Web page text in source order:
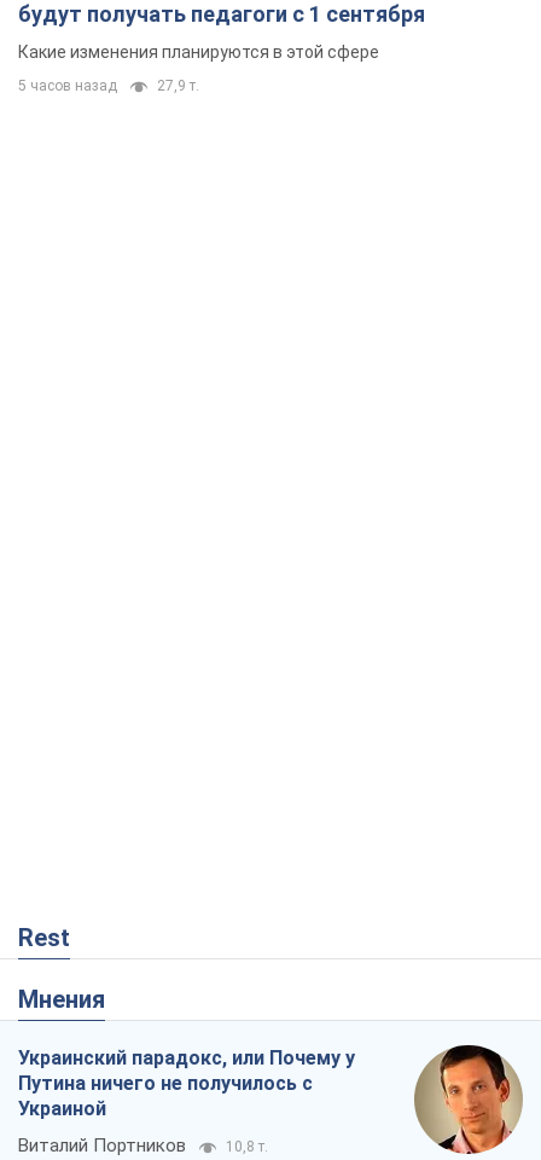
будут получать педагоги с 1 сентября
Какие изменения планируются в этой сфере
5 часов назад 27,9 т.
Rest
Мнения
Украинский парадокс, или Почему у
Путина ничего не получилось с
Украиной
Виталий Портников 10,8 т.